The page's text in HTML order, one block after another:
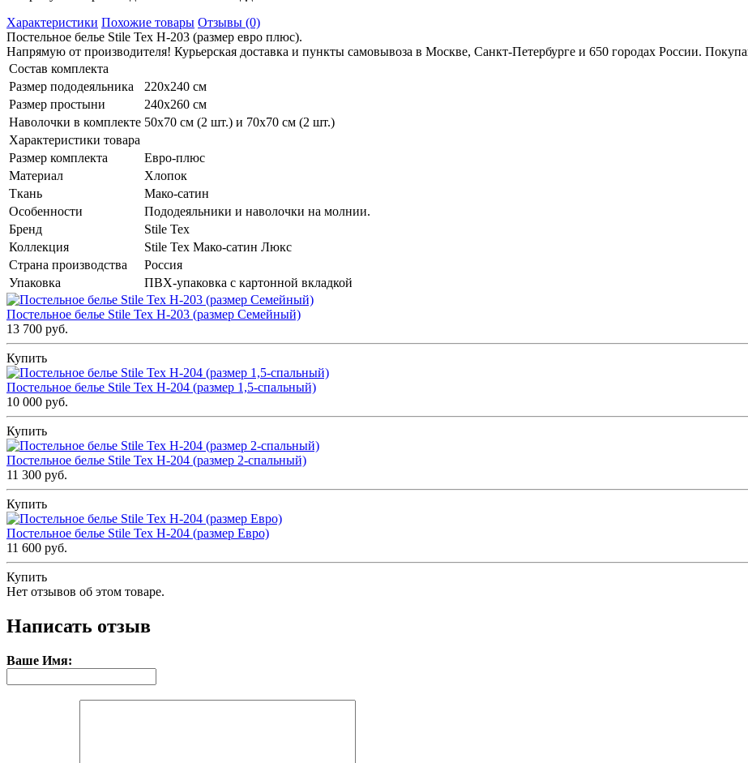
Характеристики Похожие товары Отзывы (0)
Постельное белье Stile Tex H-203 (размер евро плюс).
Напрямую от производителя! Курьерская доставка и пункты самовывоза в Москве, Санкт-Петербурге и 650 городах России.
Состав комплекта
Размер пододеяльника
220х240 см
Размер простыни
240х260 см
Наволочки в комплекте 50х70 см (2 шт.) и 70х70 см (2 шт.)
Характеристики товара
Размер комплекта
Евро-плюс
Материал
Хлопок
Ткань
Мако-сатин
Особенности
Пододеяльники и наволочки на молнии.
Бренд
Stile Tex
Коллекция
Stile Tex Мако-сатин Люкс
Страна производства
Россия
Упаковка
ПВХ-упаковка с картонной вкладкой
Постельное белье Stile Tex H-203 (размер Семейный)
13 700 руб.
Купить
Постельное белье Stile Tex H-204 (размер 1,5-спальный)
10 000 руб.
Купить
Постельное белье Stile Tex H-204 (размер 2-спальный)
11 300 руб.
Купить
Постельное белье Stile Tex H-204 (размер Евро)
11 600 руб.
Купить
Нет отзывов об этом товаре.
Написать отзыв
Ваше Имя: